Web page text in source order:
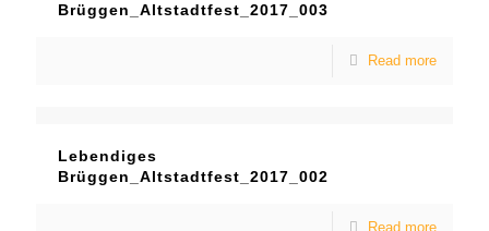
Brüggen_Altstadtfest_2017_003
Read more
Lebendiges
Brüggen_Altstadtfest_2017_002
Read more